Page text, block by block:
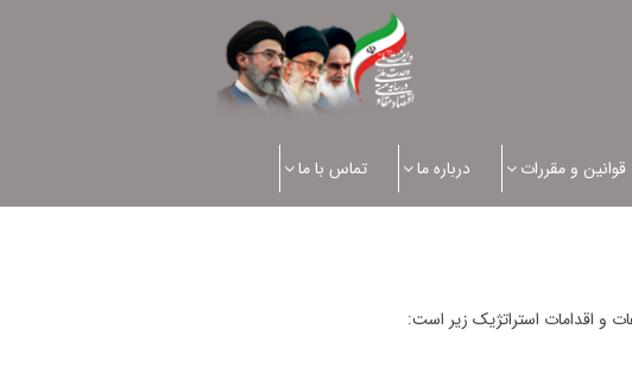
قوانین و مقررات درباره ما تماس با ما